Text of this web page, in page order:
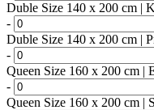
Duble Size 140 x 200 cm |
-
Duble Size 140 x 200 cm |
-
Queen Size 160 x 200 cm |
-
Queen Size 160 x 200 cm |